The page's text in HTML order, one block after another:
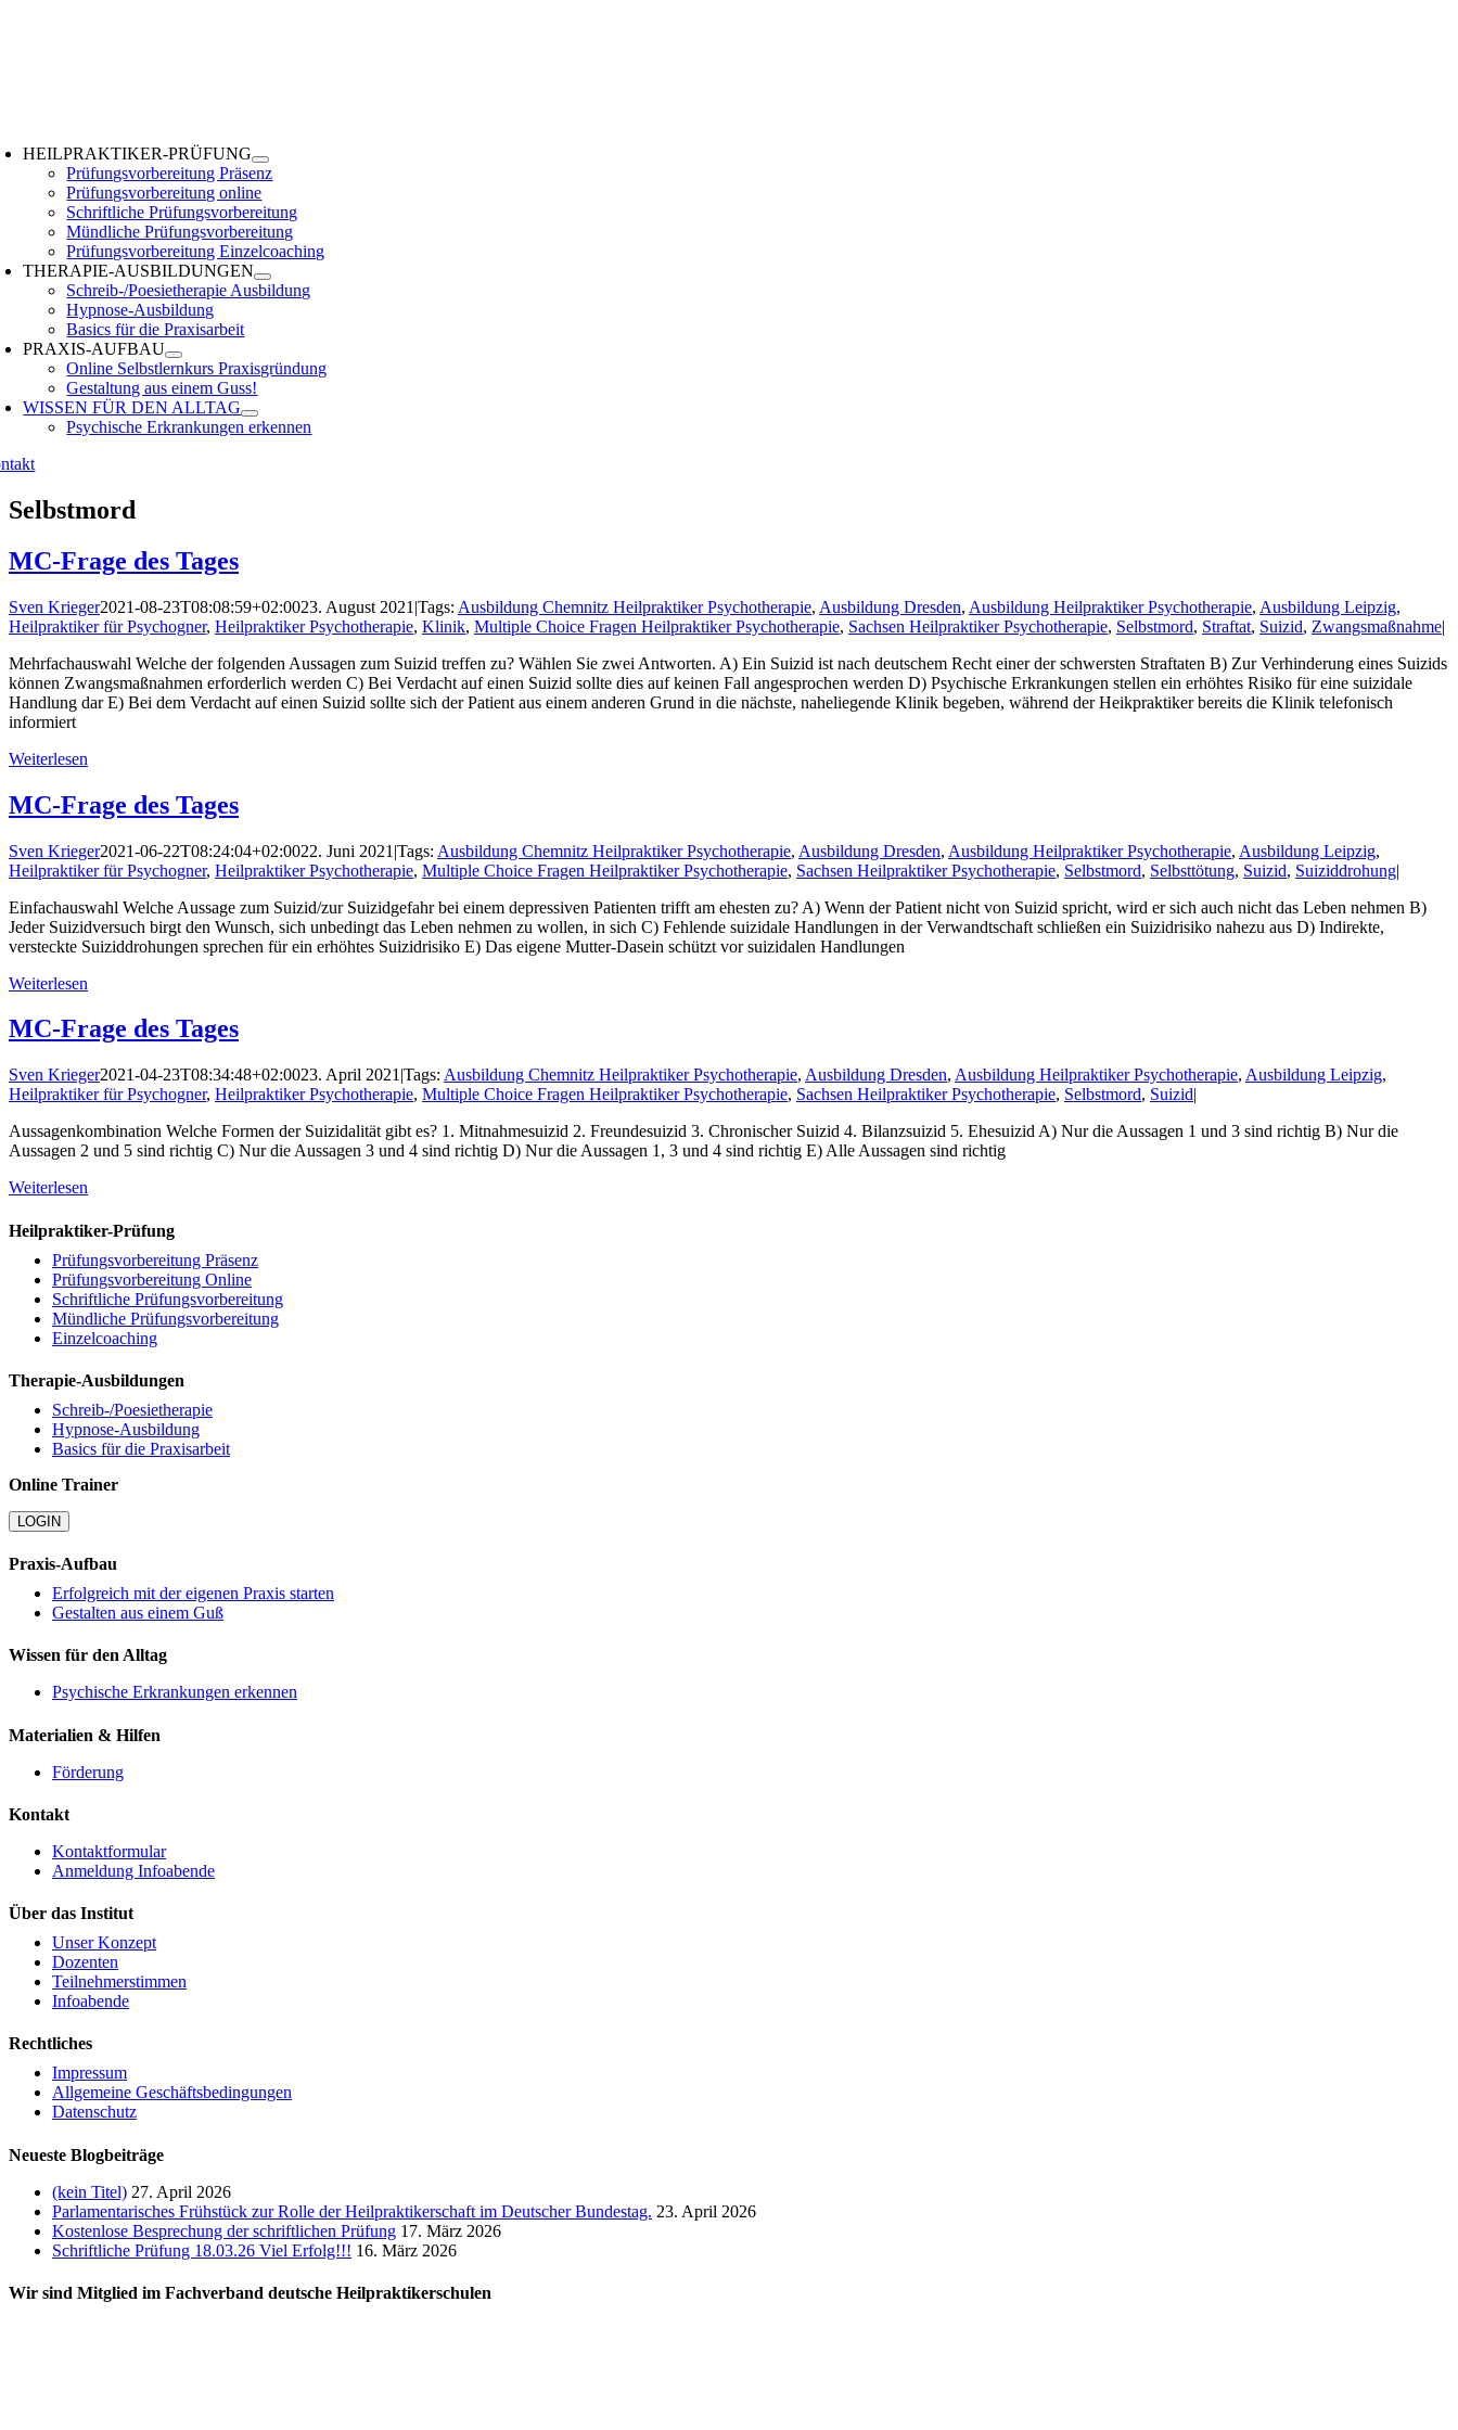
HEILPRAKTIKER-PRÜFUNG
Prüfungsvorbereitung Präsenz
Prüfungsvorbereitung online
Schriftliche Prüfungsvorbereitung
Mündliche Prüfungsvorbereitung
Prüfungsvorbereitung Einzelcoaching
THERAPIE-AUSBILDUNGEN
Schreib-/Poesietherapie Ausbildung
Hypnose-Ausbildung
Basics für die Praxisarbeit
PRAXIS-AUFBAU
Online Selbstlernkurs Praxisgründung
Gestaltung aus einem Guss!
WISSEN FÜR DEN ALLTAG
Psychische Erkrankungen erkennen
Selbstmord
MC-Frage des Tages
Sven Krieger2021-08-23T08:08:59+02:0023. August 2021 |Tags: Ausbildung Chemnitz Heilpraktiker Psychotherapie, Ausbildung Dresden, Ausbildung Heilpraktiker Psychotherapie, Ausbildung Leipzig,
Heilpraktiker für Psychogner, Heilpraktiker Psychotherapie, Klinik, Multiple Choice Fragen Heilpraktiker Psychotherapie, Sachsen Heilpraktiker Psychotherapie, Selbstmord, Straftat, Suizid, Zwangsmaßnahme|
Mehrfachauswahl Welche der folgenden Aussagen zum Suizid treffen zu? Wählen Sie zwei Antworten. A) Ein Suizid ist nach deutschem Recht einer der schwersten Straftaten B) Zur Verhinderung eines Suizids
können Zwangsmaßnahmen erforderlich werden C) Bei Verdacht auf einen Suizid sollte dies auf keinen Fall angesprochen werden D) Psychische Erkrankungen stellen ein erhöhtes Risiko für eine suizidale
Handlung dar E) Bei dem Verdacht auf einen Suizid sollte sich der Patient aus einem anderen Grund in die nächste, naheliegende Klinik begeben, während der Heikpraktiker bereits die Klinik telefonisch
informiert
Weiterlesen
MC-Frage des Tages
Sven Krieger2021-06-22T08:24:04+02:0022. Juni 2021 |Tags: Ausbildung Chemnitz Heilpraktiker Psychotherapie, Ausbildung Dresden, Ausbildung Heilpraktiker Psychotherapie, Ausbildung Leipzig,
Heilpraktiker für Psychogner, Heilpraktiker Psychotherapie, Multiple Choice Fragen Heilpraktiker Psychotherapie, Sachsen Heilpraktiker Psychotherapie, Selbstmord, Selbsttötung, Suizid, Suiziddrohung|
Einfachauswahl Welche Aussage zum Suizid/zur Suizidgefahr bei einem depressiven Patienten trifft am ehesten zu? A) Wenn der Patient nicht von Suizid spricht, wird er sich auch nicht das Leben nehmen B)
Jeder Suizidversuch birgt den Wunsch, sich unbedingt das Leben nehmen zu wollen, in sich C) Fehlende suizidale Handlungen in der Verwandtschaft schließen ein Suizidrisiko nahezu aus D) Indirekte,
versteckte Suiziddrohungen sprechen für ein erhöhtes Suizidrisiko E) Das eigene Mutter-Dasein schützt vor suizidalen Handlungen
Weiterlesen
MC-Frage des Tages
Sven Krieger2021-04-23T08:34:48+02:0023. April 2021 |Tags: Ausbildung Chemnitz Heilpraktiker Psychotherapie, Ausbildung Dresden, Ausbildung Heilpraktiker Psychotherapie, Ausbildung Leipzig,
Heilpraktiker für Psychogner, Heilpraktiker Psychotherapie, Multiple Choice Fragen Heilpraktiker Psychotherapie, Sachsen Heilpraktiker Psychotherapie, Selbstmord, Suizid|
Aussagenkombination Welche Formen der Suizidalität gibt es? 1. Mitnahmesuizid 2. Freundesuizid 3. Chronischer Suizid 4. Bilanzsuizid 5. Ehesuizid A) Nur die Aussagen 1 und 3 sind richtig B) Nur die
Aussagen 2 und 5 sind richtig C) Nur die Aussagen 3 und 4 sind richtig D) Nur die Aussagen 1, 3 und 4 sind richtig E) Alle Aussagen sind richtig
Weiterlesen
Heilpraktiker-Prüfung
Prüfungsvorbereitung Präsenz
Prüfungsvorbereitung Online
Schriftliche Prüfungsvorbereitung
Mündliche Prüfungsvorbereitung
Einzelcoaching
Therapie-Ausbildungen
Schreib-/Poesietherapie
Hypnose-Ausbildung
Basics für die Praxisarbeit
Online Trainer
LOGIN
Praxis-Aufbau
Erfolgreich mit der eigenen Praxis starten
Gestalten aus einem Guß
Wissen für den Alltag
Psychische Erkrankungen erkennen
Materialien & Hilfen
Förderung
Kontakt
Kontaktformular
Anmeldung Infoabende
Über das Institut
Unser Konzept
Dozenten
Teilnehmerstimmen
Infoabende
Rechtliches
Impressum
Allgemeine Geschäftsbedingungen
Datenschutz
Neueste Blogbeiträge
(kein Titel) 27. April 2026
Parlamentarisches Frühstück zur Rolle der Heilpraktikerschaft im Deutscher Bundestag. 23. April 2026
Kostenlose Besprechung der schriftlichen Prüfung 17. März 2026
Schriftliche Prüfung 18.03.26 Viel Erfolg!!! 16. März 2026
Wir sind Mitglied im Fachverband deutsche Heilpraktikerschulen